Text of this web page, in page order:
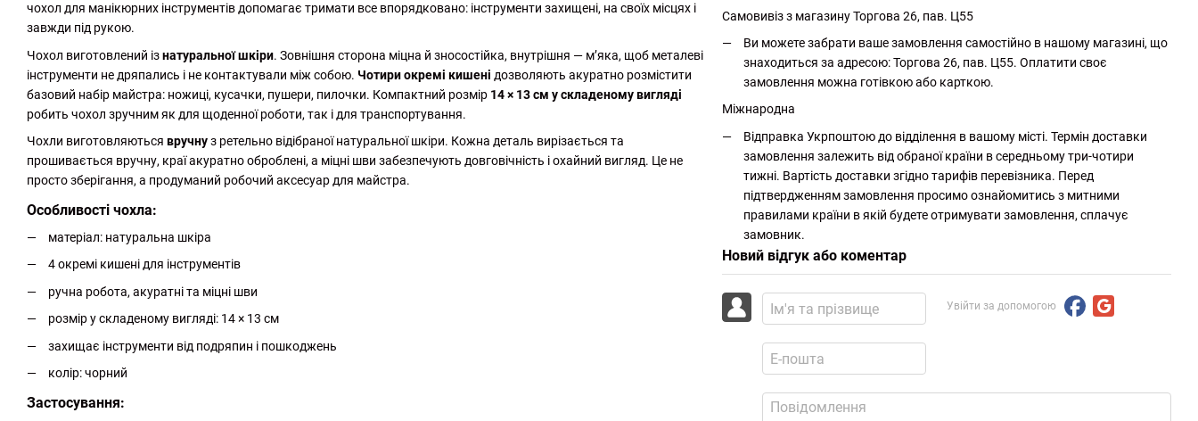
чохол для манікюрних інструментів допомагає тримати все впорядковано: інструменти захищені, на своїх місцях і
завжди під рукою.
Чохол виготовлений ізнатуральної шкіри. Зовнішня сторона міцна й зносостійка, внутрішня — м’яка, щоб металеві
інструменти не дряпались і не контактували між собою. Чотири окремі кишені дозволяють акуратно розмістити
базовий набір майстра: ножиці, кусачки, пушери, пилочки. Компактний розмір 14 × 13 см у складеному вигляді
робить чохол зручним як для щоденної роботи, так і для транспортування.
Чохли виготовляються вручнуз ретельно відібраної натуральної шкіри. Кожна деталь вирізається та
прошивається вручну, краї акуратно оброблені, а міцні шви забезпечують довговічність і охайний вигляд. Це не
просто зберігання, а продуманий робочий аксесуар для майстра.
Особливості чохла:
матеріал: натуральна шкіра
4 окремі кишені для інструментів
ручна робота, акуратні та міцні шви
розмір у складеному вигляді: 14 × 13 см
захищає інструменти від подряпин і пошкоджень
колір: чорний
Застосування:
Самовивіз з магазину Торгова 26, пав. Ц55
Ви можете забрати ваше замовлення самостійно в нашому магазині, що
знаходиться за адресою: Торгова 26, пав. Ц55. Оплатити своє
замовлення можна готівкою або карткою.
Міжнародна
Відправка Укрпоштою до відділення в вашому місті. Термін доставки
замовлення залежить від обраної країни в середньому три-чотири
тижні. Вартість доставки згідно тарифів перевізника. Перед
підтвердженням замовлення просимо ознайомитись з митними
правилами країни в якій будете отримувати замовлення, сплачує
замовник.
Новий відгук або коментар
Увійти за допомогою